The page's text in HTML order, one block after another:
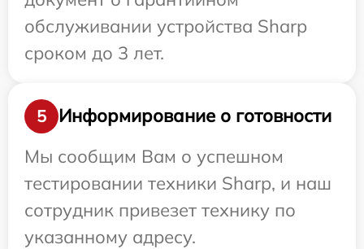
обслуживании устройства Sharp
сроком до 3 лет.
5
Информирование о готовности
Мы сообщим Вам о успешном
тестировании техники Sharp, и наш
сотрудник привезет технику по
указанному адресу.